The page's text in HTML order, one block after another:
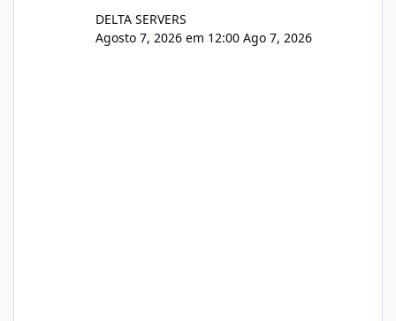
DELTA SERVERS
Agosto 7, 2026 em 12:00 Ago 7, 2026